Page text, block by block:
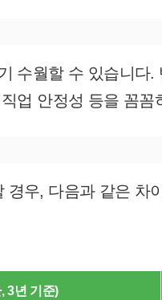
수월할 수 있습니다.
업 안정성 등을 꼼꼼
우, 다음과 같은 차
3년 기준)